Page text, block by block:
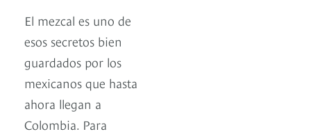
El mezcal es uno de
esos secretos bien
guardados por los
mexicanos que hasta
ahora llegan a
Colombia. Para